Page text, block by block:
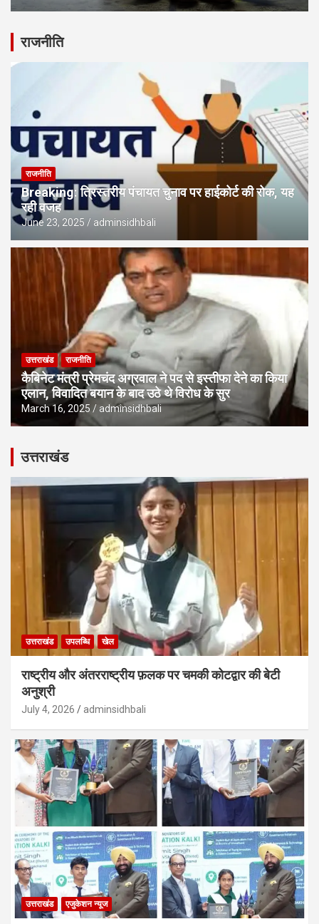
राजनीति
राजनीति
Breaking: त्रिस्तरीय पंचायत चुनाव पर हाईकोर्ट की रोक, यह
रही वजह
June 23, 2025 adminsidhbali
उत्तराखंड राजनीति
कैबिनेट मंत्री प्रेमचंद अग्रवाल ने पद से इस्तीफा देने का किया
एलान, विवादित बयान के बाद उठे थे विरोध के सुर
March 16, 2025 adminsidhbali
उत्तराखंड
उत्तराखंड उपलब्धि खेल
राष्ट्रीय और अंतरराष्ट्रीय फ़लक पर चमकी कोटद्वार की बेटी
अनुश्री
July 4, 2026 adminsidhbali
उत्तराखंड एजुकेशन न्‍यूज